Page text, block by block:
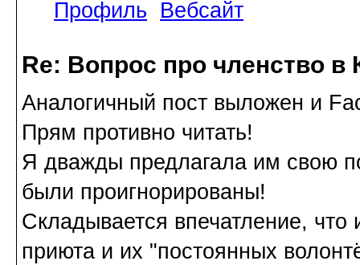
Профиль
Вебсайт
Re: Вопрос про членство в
Аналогичный пост выложен и
Прям противно читать!
Я дважды предлагала им свою
были проигнорированы!
Складывается впечатление,
приюта и их "постоянных